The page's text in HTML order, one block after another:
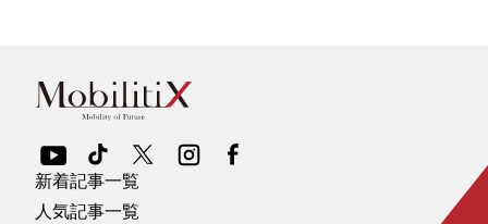
新着記事一覧
人気記事一覧